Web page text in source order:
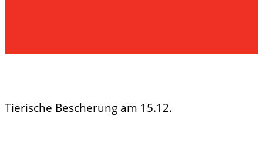
Tierische Bescherung am 15.12.